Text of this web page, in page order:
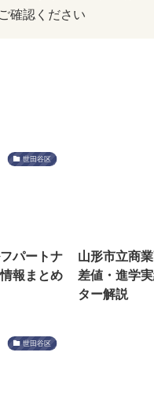
確認ください
世田谷区
パートナ
報まとめ
山形市立商
差値・進学
ター解説
世田谷区